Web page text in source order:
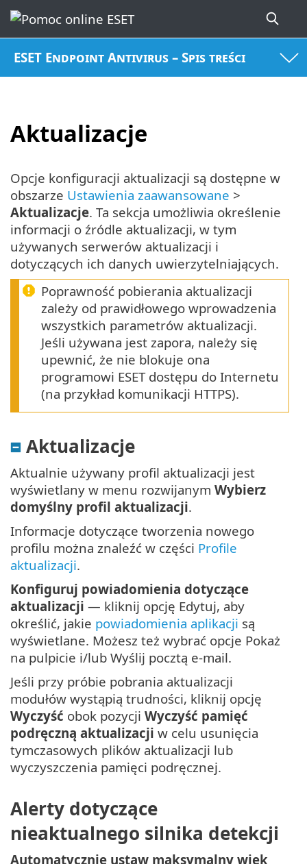
ESET Endpoint Antivirus – Spis treści
Aktualizacje
Opcje konfiguracji aktualizacji są dostępne w
obszarze Ustawienia zaawansowane >
Aktualizacje. Ta sekcja umożliwia określenie
informacji o źródle aktualizacji, w tym
używanych serwerów aktualizacji i
dotyczących ich danych uwierzytelniających.
Poprawność pobierania aktualizacji
zależy od prawidłowego wprowadzenia
wszystkich parametrów aktualizacji.
Jeśli używana jest zapora, należy się
upewnić, że nie blokuje ona
programowi ESET dostępu do Internetu
(na przykład komunikacji HTTPS).
Aktualizacje
Aktualnie używany profil aktualizacji jest
wyświetlany w menu rozwijanym Wybierz
domyślny profil aktualizacji.
Informacje dotyczące tworzenia nowego
profilu można znaleźć w części Profile
aktualizacji.
Konfiguruj powiadomienia dotyczące
aktualizacji — kliknij opcję Edytuj, aby
określić, jakie powiadomienia aplikacji są
wyświetlane. Możesz też wybrać opcje Pokaż
na pulpicie i/lub Wyślij pocztą e-mail.
Jeśli przy próbie pobrania aktualizacji
modułów wystąpią trudności, kliknij opcję
Wyczyść obok pozycji Wyczyść pamięć
podręczną aktualizacji w celu usunięcia
tymczasowych plików aktualizacji lub
wyczyszczenia pamięci podręcznej.
Alerty dotyczące
nieaktualnego silnika detekcji
Automatycznie ustaw maksymalny wiek